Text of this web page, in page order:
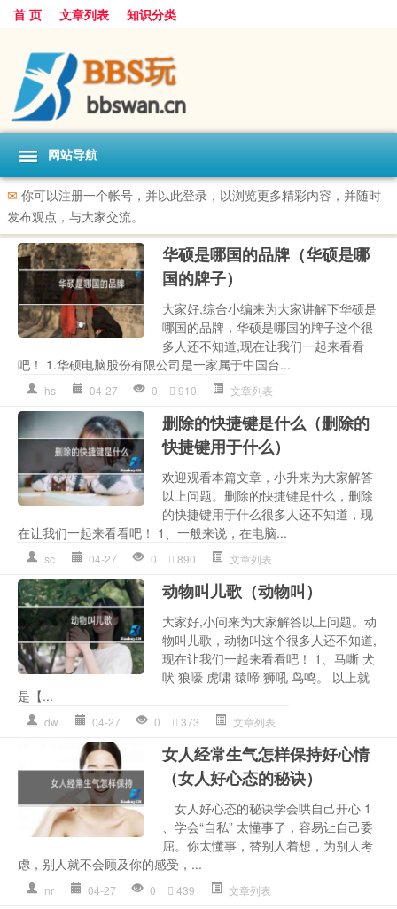
首 页 文章列表 知识分类
网站导航
✉ 你可以注册一个帐号，并以此登录，以浏览更多精彩内容，并随时
发布观点，与大家交流。
华硕是哪国的品牌（华硕是哪
国的牌子）
大家好,综合小编来为大家讲解下华硕是
哪国的品牌，华硕是哪国的牌子这个很
多人还不知道,现在让我们一起来看看
吧！ 1.华硕电脑股份有限公司是一家属于中国台...
hs 04-27 0 910 文章列表
删除的快捷键是什么（删除的
快捷键用于什么）
欢迎观看本篇文章，小升来为大家解答
以上问题。删除的快捷键是什么，删除
的快捷键用于什么很多人还不知道，现
在让我们一起来看看吧！ 1、一般来说，在电脑...
sc 04-27 0 890 文章列表
动物叫儿歌（动物叫）
大家好,小问来为大家解答以上问题。动
物叫儿歌，动物叫这个很多人还不知道,
现在让我们一起来看看吧！ 1、马嘶 犬
吠 狼嚎 虎啸 猿啼 狮吼 鸟鸣。 以上就
是【...
dw 04-27 0 373 文章列表
女人经常生气怎样保持好心情
（女人好心态的秘诀）
女人好心态的秘诀学会哄自己开心 1
、学会“自私” 太懂事了，容易让自己委
屈。你太懂事，替别人着想，为别人考
虑，别人就不会顾及你的感受，...
nr 04-27 0 439 文章列表